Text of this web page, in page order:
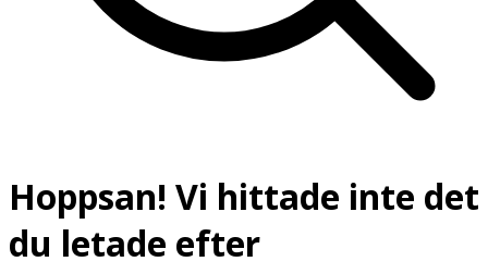
Hoppsan! Vi hittade inte det
du letade efter